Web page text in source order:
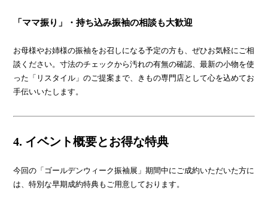
「ママ振り」・持ち込み振袖の相談も大歓迎
お母様やお姉様の振袖をお召しになる予定の方も、ぜひお気軽にご相
談ください。寸法のチェックから汚れの有無の確認、最新の小物を使
った「リスタイル」のご提案まで、きもの専門店として心を込めてお
手伝いいたします。
4. イベント概要とお得な特典
今回の「ゴールデンウィーク振袖展」期間中にご成約いただいた方に
は、特別な早期成約特典もご用意しております。